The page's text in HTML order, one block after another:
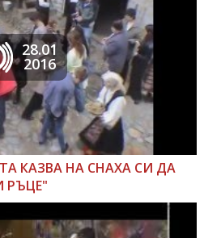
28.01
2016
КАЗВА НА СНАХА СИ ДА
РЪЦЕ"